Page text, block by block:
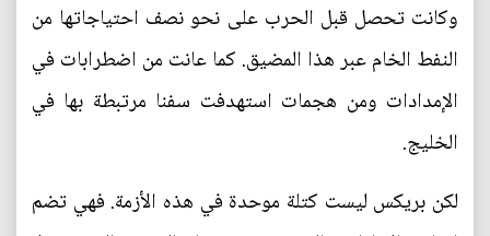
وكانت تحصل قبل الحرب على نحو نصف احتياجاتها من
النفط الخام عبر هذا المضيق. كما عانت من اضطرابات في
الإمدادات ومن هجمات استهدفت سفنا مرتبطة بها في
الخليج.
لكن بريكس ليست كتلة موحدة في هذه الأزمة. فهي تضم